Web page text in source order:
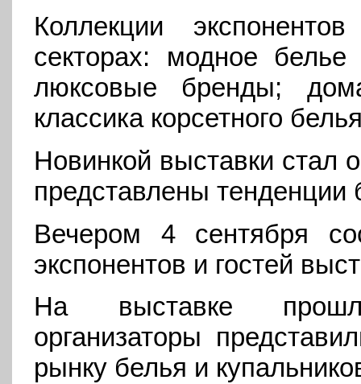
Коллекции
секторах: модное
люксовые бренды;
классика корсетного
Новинкой выставки стал
представлены тенденции
Вечером 4 сентября
экспонентов и гостей
На выставке
организаторы
рынку белья и